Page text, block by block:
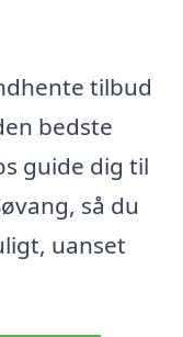
tilbud
bedste
guide dig til
så du
uanset